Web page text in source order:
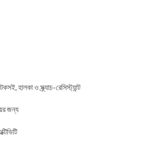
হালকা ও স্ক্র্যাচ-রেসিস্ট্যান্ট
জন্য